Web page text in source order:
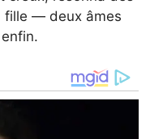
fille — deux âmes